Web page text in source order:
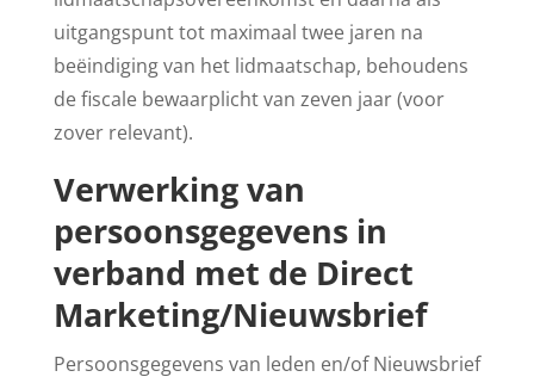
uitgangspunt tot maximaal twee jaren na
beëindiging van het lidmaatschap, behoudens
de fiscale bewaarplicht van zeven jaar (voor
zover relevant).
Verwerking van
persoonsgegevens in
verband met de Direct
Marketing/Nieuwsbrief
Persoonsgegevens van leden en/of Nieuwsbrief